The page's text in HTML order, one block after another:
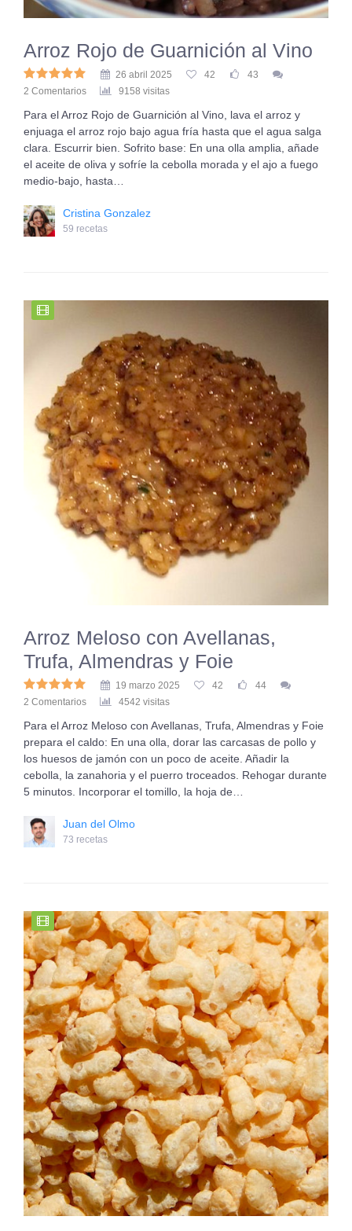
Arroz Rojo de Guarnición al Vino
26 abril 2025 42
43
2 Comentarios
9158 visitas
Para el Arroz Rojo de Guarnición al Vino, lava el arroz y
enjuaga el arroz rojo bajo agua fría hasta que el agua salga
clara. Escurrir bien. Sofrito base: En una olla amplia, añade
el aceite de oliva y sofríe la cebolla morada y el ajo a fuego
medio-bajo, hasta…
Cristina Gonzalez
59 recetas
Arroz Meloso con Avellanas,
Trufa, Almendras y Foie
19 marzo 2025 42
44
2 Comentarios
4542 visitas
Para el Arroz Meloso con Avellanas, Trufa, Almendras y Foie
prepara el caldo: En una olla, dorar las carcasas de pollo y
los huesos de jamón con un poco de aceite. Añadir la
cebolla, la zanahoria y el puerro troceados. Rehogar durante
5 minutos. Incorporar el tomillo, la hoja de…
Juan del Olmo
73 recetas